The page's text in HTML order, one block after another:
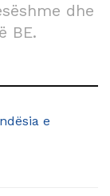
dhe
BE.
e